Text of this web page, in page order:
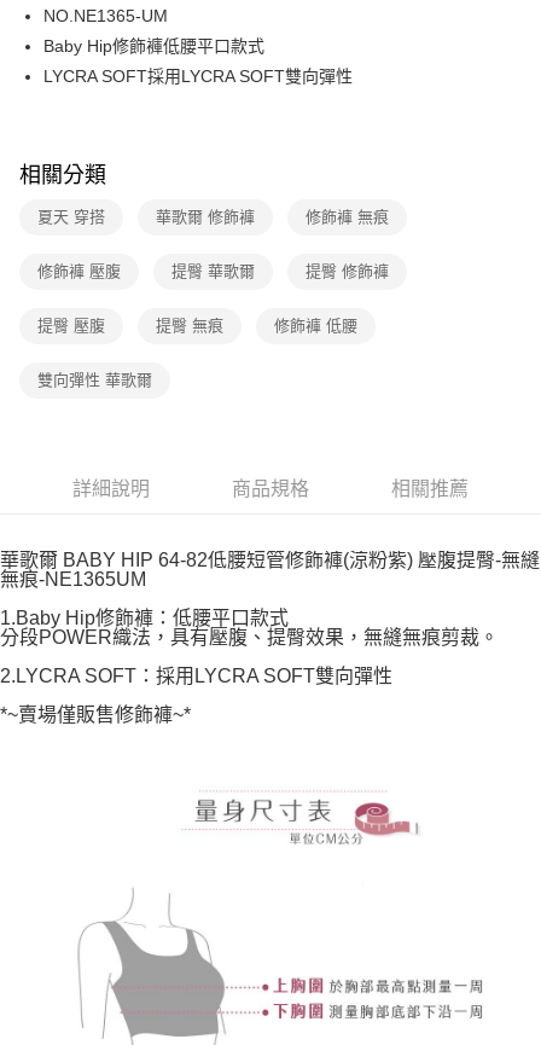
運送方式
全家取貨付款
每筆NT$80，滿NT$1,000(含以上)免運費
每筆NT$80，滿NT$1,000(含以上)免運費
7-11取貨付款
付款後7-11取貨
每筆NT$80，滿NT$1,000(含以上)免運費
每筆NT$80，滿NT$1,000(含以上)免運費
每筆NT$80，滿NT$1,000(含以上)免運費
NO.NE1365-UM
Baby Hip修飾褲低腰平口款式
LYCRA SOFT採用LYCRA SOFT雙向彈性
相關分類
夏天 穿搭 華歌爾 修飾褲 修飾褲 無痕
修飾褲 壓腹 提臀 華歌爾 提臀 修飾褲
提臀 壓腹 提臀 無痕 修飾褲 低腰
雙向彈性 華歌爾
詳細說明 商品規格 相關推薦
華歌爾 BABY HIP 64-82低腰短管修飾褲(涼粉紫) 壓腹提臀-無縫
無痕-NE1365UM
1.Baby Hip修飾褲：低腰平口款式
分段POWER織法，具有壓腹、提臀效果，無縫無痕剪裁。
2.LYCRA SOFT：採用LYCRA SOFT雙向彈性
*~賣場僅販售修飾褲~*